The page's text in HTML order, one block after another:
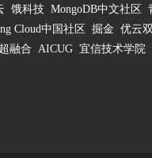
饿科技 MongoDB中文社区
Cloud中国社区 掘金 优云
融合 AICUG 宜信技术学院